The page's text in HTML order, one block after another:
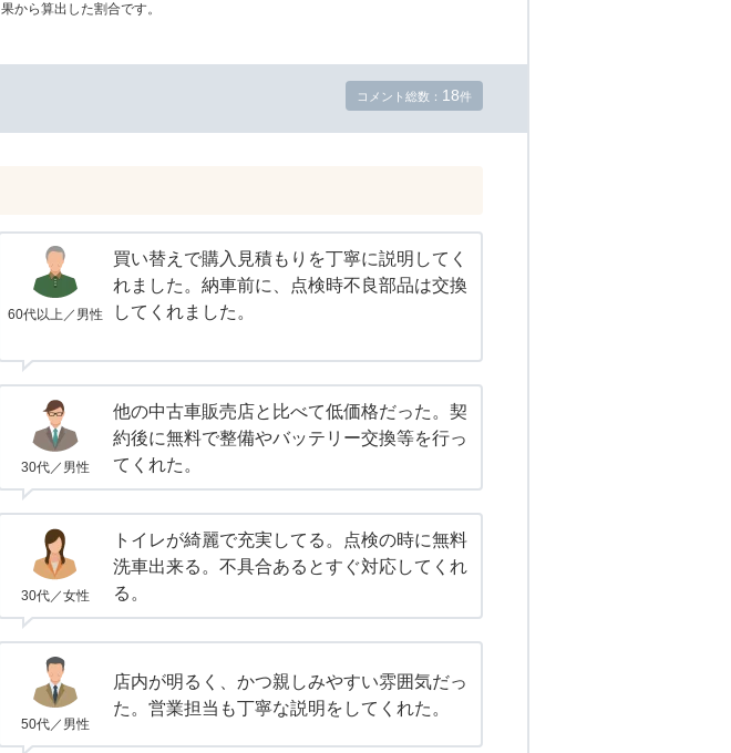
果から算出した割合です。
コメント総数： 18件
60代以上／男性
買い替えで購入見積もりを丁寧に説明してく
れました。納車前に、点検時不良部品は交換
してくれました。
30代／男性
他の中古車販売店と比べて低価格だった。契
約後に無料で整備やバッテリー交換等を行っ
てくれた。
30代／女性
トイレが綺麗で充実してる。点検の時に無料
洗車出来る。不具合あるとすぐ対応してくれ
る。
50代／男性
店内が明るく、かつ親しみやすい雰囲気だっ
た。営業担当も丁寧な説明をしてくれた。